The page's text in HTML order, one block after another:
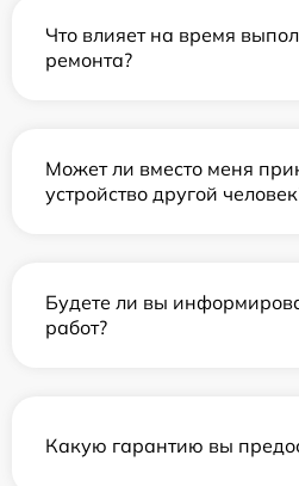
Что влияет на время
ремонта?
Может ли вместо меня
устройство другой
Будете ли вы
работ?
Какую гарантию вы